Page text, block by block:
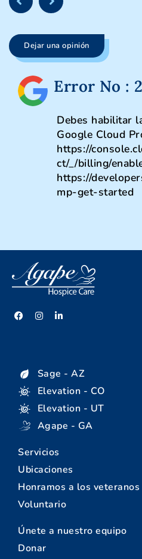
Dejar una opinión
Error No :
Debes habilitar
Google Cloud
https://
ct/_/billing/
https://
mp-get-started
Sage - AZ
Elevation - CO
Elevation - UT
Agape - GA
Servicios
Ubicaciones
Honramos a los veteranos
Voluntario
Únete a nuestro equipo
Donar